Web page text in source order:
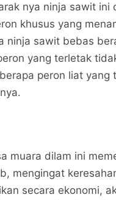
nya ninja sawit ini
khusus yang
ninja sawit bebas
yang terletak
peron liat yang
muara dilam ini
mengingat
secara ekonomi,